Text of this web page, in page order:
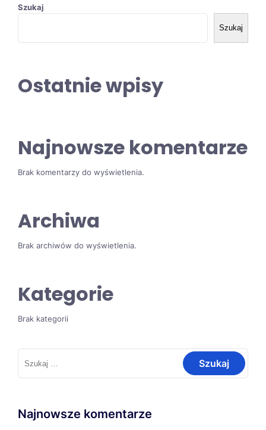
Szukaj
Szukaj
Ostatnie wpisy
Najnowsze komentarze
Brak komentarzy do wyświetlenia.
Archiwa
Brak archiwów do wyświetlenia.
Kategorie
Brak kategorii
Szukaj:
Najnowsze komentarze